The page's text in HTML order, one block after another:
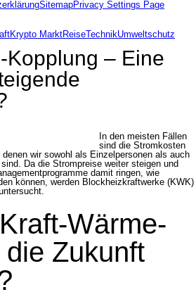
SitemapPrivacy Settings Page
Krypto MarktReiseTechnikUmweltschutz
Kopplung – Eine
In den meisten Fällen
sind die Stromkosten
wir sowohl als Einzelpersonen als auch
Da die Strompreise weiter steigen und
damit ringen, wie
können, werden Blockheizkraftwerke (KWK)
Wärme-
Zukunft